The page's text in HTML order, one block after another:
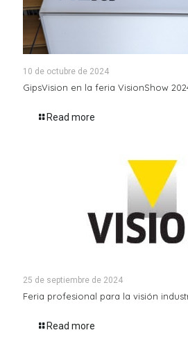
10 de octubre de 2024
GipsVision en la feria VisionShow
Read more
25 de septiembre de 2024
Feria profesional para la visión
Read more